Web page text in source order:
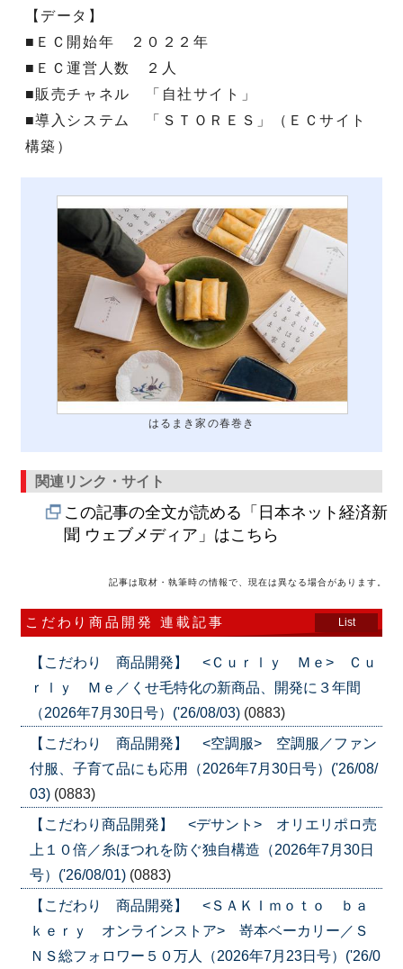
【データ】
■ＥＣ開始年 ２０２２年
■ＥＣ運営人数 ２人
■販売チャネル 「自社サイト」
■導入システム 「ＳＴＯＲＥＳ」（ＥＣサイト
構築）
はるまき家の春巻き
関連リンク・サイト
この記事の全文が読める「日本ネット経済新
聞 ウェブメディア」はこちら
記事は取材・執筆時の情報で、現在は異なる場合があります。
こだわり商品開発 連載記事 List
【こだわり 商品開発】 <Ｃｕｒｌｙ Ｍｅ> Ｃｕ
ｒｌｙ Ｍｅ／くせ毛特化の新商品、開発に３年間
（2026年7月30日号）('26/08/03) (0883)
【こだわり 商品開発】 <空調服> 空調服／ファン
付服、子育て品にも応用（2026年7月30日号）('26/08/
03) (0883)
【こだわり商品開発】 <デサント> オリエリポロ売
上１０倍／糸ほつれを防ぐ独自構造（2026年7月30日
号）('26/08/01) (0883)
【こだわり 商品開発】 <ＳＡＫＩｍｏｔｏ ｂａ
ｋｅｒｙ オンラインストア> 嵜本ベーカリー／Ｓ
ＮＳ総フォロワー５０万人（2026年7月23日号）('26/0